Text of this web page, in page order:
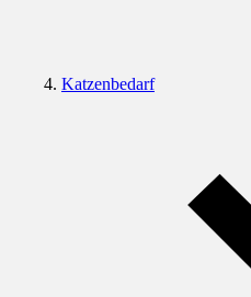
Katzenbedarf